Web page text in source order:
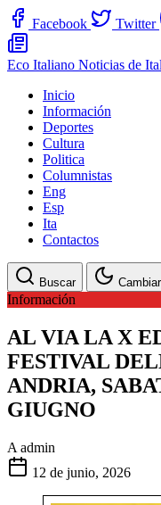
Facebook Twitter
Eco Italiano Noticias de
Inicio
Información
Deportes
Cultura
Politica
Columnistas
Eng
Esp
Ita
Contactos
Buscar
Información
AL VIA LA X
FESTIVAL
ANDRIA,
GIUGNO
A admin
12 de junio, 2026